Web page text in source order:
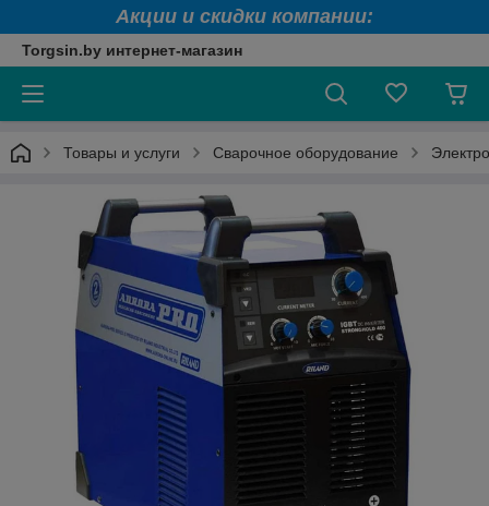
Акции и скидки компании:
Torgsin.by интернет-магазин
Товары и услуги Сварочное оборудование